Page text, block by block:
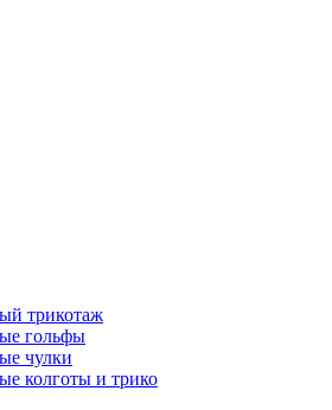
трикотаж
гольфы
чулки
колготы и трико